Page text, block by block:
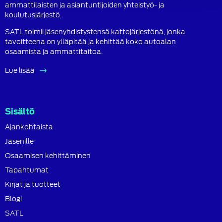
ammattilaisten ja asiantuntijoiden yhteistyö- ja
koulutusjärjestö.
SATL toimii jäsenyhdistystensä kattojärjestönä, jonka
tavoitteena on ylläpitää ja kehittää koko autoalan
osaamista ja ammattitaitoa.
Lue lisää
Sisältö
Ajankohtaista
Jäsenille
Osaamisen kehittäminen
Tapahtumat
Kirjat ja tuotteet
Blogi
SATL